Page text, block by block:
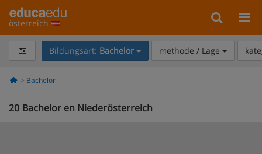
österreich
Bildungsart: Bachelor methode / Lage
Bachelor
20 Bachelor en Niederösterreich